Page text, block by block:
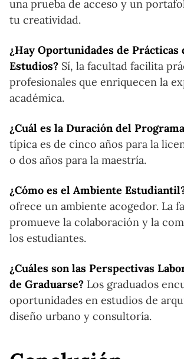
una prueba de acceso y un
tu creatividad.
¿Hay Oportunidades de Prácticas
Estudios? Sí, la facultad facilita
profesionales que enriquecen la
académica.
¿Cuál es la Duración del
típica es de cinco años para la
o dos años para la maestría.
¿Cómo es el Ambiente
ofrece un ambiente acogedor. La
promueve la colaboración y la
los estudiantes.
¿Cuáles son las Perspectivas
de Graduarse? Los graduados
oportunidades en estudios de
diseño urbano y consultoría.